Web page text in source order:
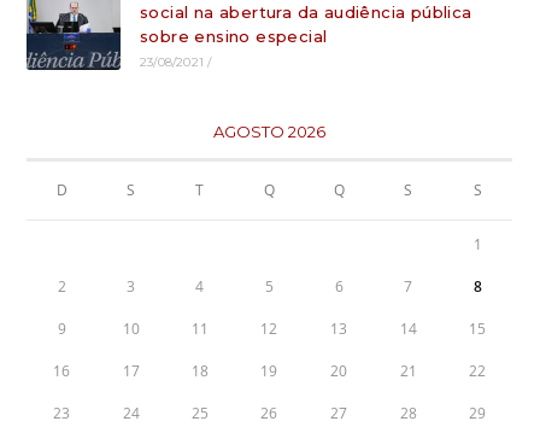
social na abertura da audiência pública
sobre ensino especial
23/08/2021 /
AGOSTO 2026
D S T Q Q S S
1
2 3 4 5 6 7 8
9 10 11 12 13 14 15
16 17 18 19 20 21 22
23 24 25 26 27 28 29